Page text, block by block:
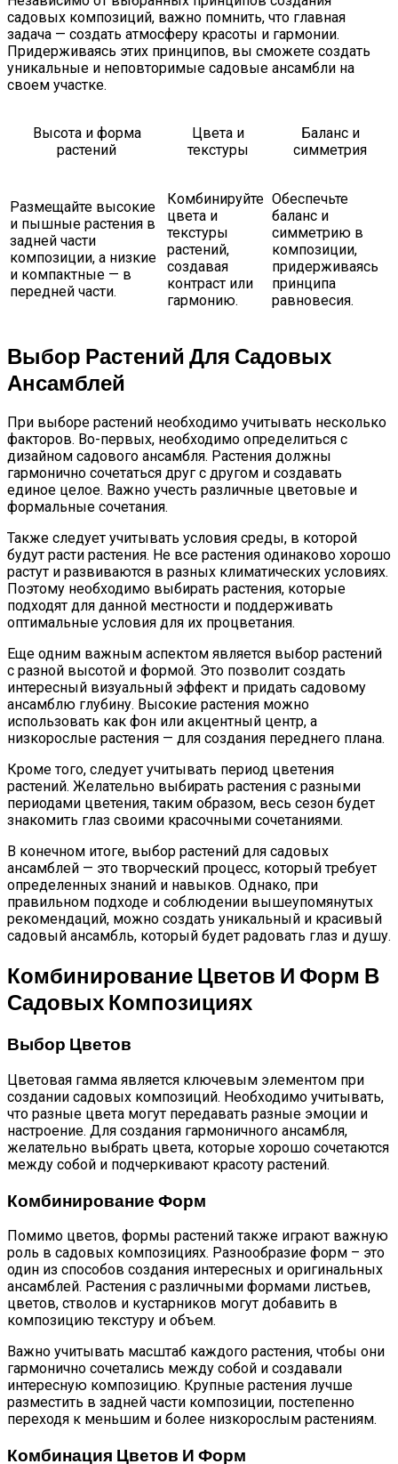
садовых композиций, важно помнить, что главная
задача — создать атмосферу красоты и гармонии.
Придерживаясь этих принципов, вы сможете создать
уникальные и неповторимые садовые ансамбли на
своем участке.
Высота и форма
растений
Цвета и
текстуры
Баланс и
симметрия
Размещайте высокие
и пышные растения в
задней части
композиции, а низкие
и компактные — в
передней части.
Комбинируйте
цвета и
текстуры
растений,
создавая
контраст или
гармонию.
Обеспечьте
баланс и
симметрию в
композиции,
придерживаясь
принципа
равновесия.
Выбор Растений Для Садовых
Ансамблей
При выборе растений необходимо учитывать несколько
факторов. Во-первых, необходимо определиться с
дизайном садового ансамбля. Растения должны
гармонично сочетаться друг с другом и создавать
единое целое. Важно учесть различные цветовые и
формальные сочетания.
Также следует учитывать условия среды, в которой
будут расти растения. Не все растения одинаково хорошо
растут и развиваются в разных климатических условиях.
Поэтому необходимо выбирать растения, которые
подходят для данной местности и поддерживать
оптимальные условия для их процветания.
Еще одним важным аспектом является выбор растений
с разной высотой и формой. Это позволит создать
интересный визуальный эффект и придать садовому
ансамблю глубину. Высокие растения можно
использовать как фон или акцентный центр, а
низкорослые растения — для создания переднего плана.
Кроме того, следует учитывать период цветения
растений. Желательно выбирать растения с разными
периодами цветения, таким образом, весь сезон будет
знакомить глаз своими красочными сочетаниями.
В конечном итоге, выбор растений для садовых
ансамблей — это творческий процесс, который требует
определенных знаний и навыков. Однако, при
правильном подходе и соблюдении вышеупомянутых
рекомендаций, можно создать уникальный и красивый
садовый ансамбль, который будет радовать глаз и душу.
Комбинирование Цветов И Форм В
Садовых Композициях
Выбор Цветов
Цветовая гамма является ключевым элементом при
создании садовых композиций. Необходимо учитывать,
что разные цвета могут передавать разные эмоции и
настроение. Для создания гармоничного ансамбля,
желательно выбрать цвета, которые хорошо сочетаются
между собой и подчеркивают красоту растений.
Комбинирование Форм
Помимо цветов, формы растений также играют важную
роль в садовых композициях. Разнообразие форм – это
один из способов создания интересных и оригинальных
ансамблей. Растения с различными формами листьев,
цветов, стволов и кустарников могут добавить в
композицию текстуру и объем.
Важно учитывать масштаб каждого растения, чтобы они
гармонично сочетались между собой и создавали
интересную композицию. Крупные растения лучше
разместить в задней части композиции, постепенно
переходя к меньшим и более низкорослым растениям.
Комбинация Цветов И Форм